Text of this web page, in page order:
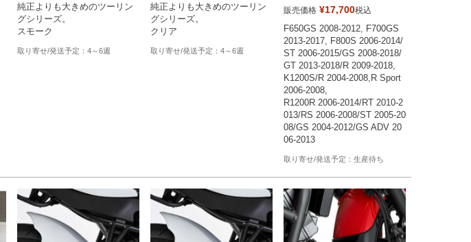
純正よりも大きめのツーリン
グシリーズ。
スモーク
4～6週
純正よりも大きめのツーリン
グシリーズ。
クリア
4～6週
販売価格 ¥17,700税込
F650GS 2008-2012, F700GS
2013-2017, F800S 2006-2014/
ST 2006-2015/GS 2008-2018/
GT 2013-2018/R 2009-2018,
K1200S/R 2004-2008,R Sport
2006-2008,
R1200R 2006-2014/RT 2010-2
013/RS 2006-2008/ST 2005-20
08/GS 2004-2012/GS ADV 20
生産待ち